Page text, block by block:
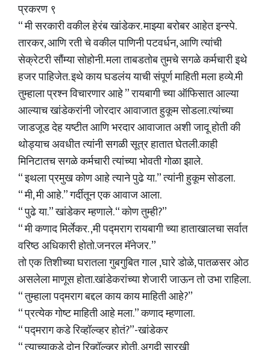
प्रकरण ९
“ मी सरकारी वकील हेरंब खांडेकर. माझ्या बरोबर आहेत इन्स्पे.
तारकर, आणि रती चे वकील पाणिनी पटवर्धन, आणि त्यांची
सेक्रेटरी सौंम्या सोहोनी. मला ताबडतोब तुमचे सगळे कर्मचारी इथे
हजर पाहिजेत. इथे काय घडलंय याची संपूर्ण माहिती मला हव्ये.मी
तुम्हाला प्रश्न विचारणार आहे ” रायबागी च्या ऑफिसात आल्या
आल्याच खांडेकरांनी जोरदार आवाजात हुकूम सोडला.त्यांच्या
जाडजूड देह यष्टीत आणि भरदार आवाजात अशी जादू होती की
थोड्याच अवधीत त्यांनी सगळी सूत्र हातात घेतली.काही
मिनिटातच सगळे कर्मचारी त्यांच्या भोवती गोळा झाले.
“ इथला प्रमुख कोण आहे त्याने पुढे या.” त्यांनी हुकूम सोडला.
“ मी, मी आहे.” गर्दीतून एक आवाज आला.
“ पुढे या.” खांडेकर म्हणाले. “ कोण तुम्ही?”
“ मी कणाद मिर्लेकर. ,मी पद्मराग रायबागी च्या हाताखालचा सर्वात
वरिष्ठ अधिकारी होतो.जनरल मॅनेजर. ”
तो एक तिशीच्या घरातला गुबगुबित गाल ,घारे डोळे, पातळसर ओठ
असलेला माणूस होता.खांडेकरांच्या शेजारी जाऊन तो उभा राहिला.
“ तुम्हाला पद्मराग बद्दल काय काय माहिती आहे?”
“ प्रत्येक गोष्ट माहिती आहे मला.” कणाद म्हणाला.
“ पद्मराग कडे रिव्हॉल्व्हर होतं?”-खांडेकर